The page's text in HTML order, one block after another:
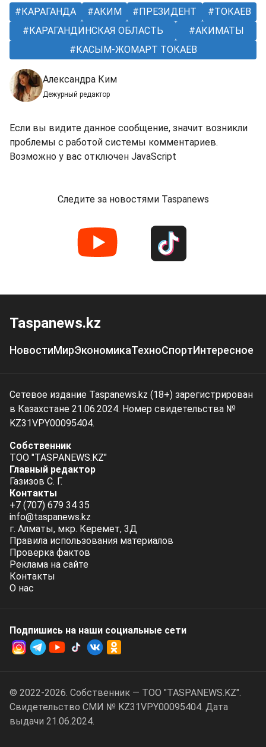
КАРАГАНДА АКИМ ПРЕЗИДЕНТ
ТОКАЕВ
КАРАГАНДИНСКАЯ ОБЛАСТЬ
АКИМАТЫ
КАСЫМ-ЖОМАРТ ТОКАЕВ
Александра Ким
Дежурный редактор
Если вы видите данное сообщение, значит возникли
проблемы с работой системы комментариев.
Возможно у вас отключен JavaScript
Следите за новостями Taspanews
Taspanews.kz
НовостиМирЭкономикаТехноСпортИнтересное
Сетевое издание Taspanews.kz (18+) зарегистрирован
в Казахстане 21.06.2024. Номер свидетельства №
KZ31VPY00095404.
Собственник
ТОО "TASPANEWS.KZ"
Главный редактор
Газизов С. Г.
Контакты
+7 (707) 679 34 35
info@taspanews.kz
г. Алматы, мкр. Керемет, 3Д
Правила использования материалов
Проверка фактов
Реклама на сайте
Контакты
О нас
Подпишись на наши социальные cети
© 2022-2026. Собственник — ТОО "TASPANEWS.KZ".
Cвидетельство СМИ № KZ31VPY00095404. Дата
выдачи 21.06.2024.